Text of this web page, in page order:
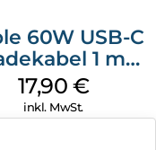
60W USB-C
1 m
Weiß
17,90 €
inkl. MwSt.